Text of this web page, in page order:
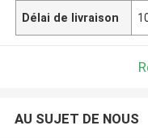
Délai de livraison
AU SUJET DE NOUS